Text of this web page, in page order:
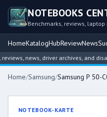
NOTEBOOKS
Benchmarks, reviews,
HomeKatalogHubReviewNews
news, driver archives, and
Home/Samsung/Samsung P 50-
NOTEBOOK-KARTE